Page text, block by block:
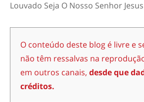
Louvado Seja O Nosso Senhor
O conteúdo deste blog é livre e
não têm ressalvas na
em outros canais, desde que
créditos.